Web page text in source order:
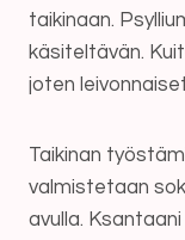
taikinaan.
käsiteltävän.
joten
Taikinan
valmistetaan
avulla.